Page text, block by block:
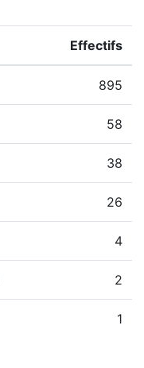
Effectifs
895
58
38
26
4
2
1